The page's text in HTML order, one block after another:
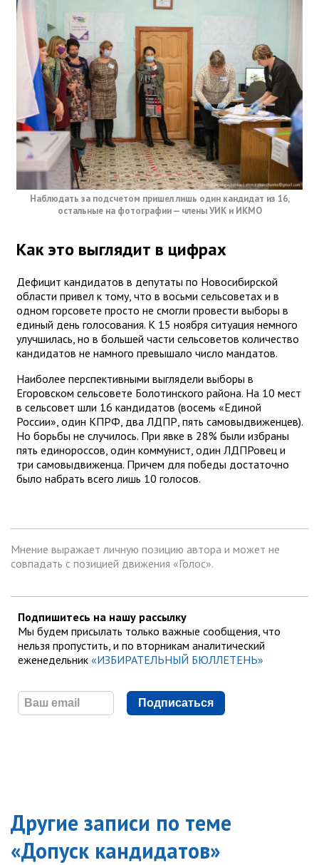
Наблюдать за подсчетом пришел лишь один кандидат из 16,
остальные на фотографии — члены УИК и ИКМО
Как это выглядит в цифрах
Дефицит кандидатов в депутаты по Новосибирской
области привел к тому, что в восьми сельсоветах и в
одном горсовете просто не смогли провести выборы в
единый день голосования. К 15 ноября ситуация немного
улучшилась, но в большей части сельсоветов количество
кандидатов не намного превышало число мандатов.
Наиболее перспективными выглядели выборы в
Егоровском сельсовете Болотинского района. На 10 мест
в сельсовет шли 16 кандидатов (восемь «Единой
России», один КПРФ, два ЛДПР, пять самовыдвиженцев).
Но борьбы не случилось. При явке в 28% были избраны
пять единороссов, один коммунист, один ЛДПРовец и
три самовыдвиженца. Причем для победы достаточно
было набрать всего лишь 10 голосов.
Мнение выражает личную позицию автора и может не
совпадать с позицией движения «Голос».
Подпишитесь на нашу рассылку
Мы будем присылать только важные сообщения, что
нельзя пропустить, и по вторникам аналитический
еженедельник «ИЗБИРАТЕЛЬНЫЙ БЮЛЛЕТЕНЬ»
Подписаться
Другие записи по теме
«Допуск кандидатов»